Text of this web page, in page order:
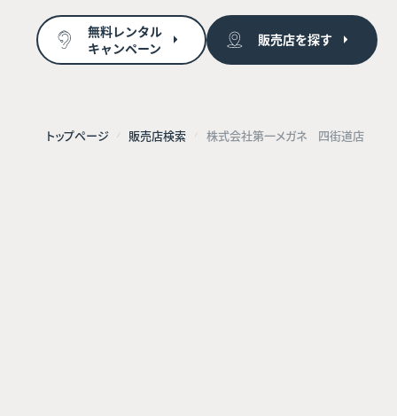
無料レンタル
キャンペーン
販売店を探す
トップページ 販売店検索 株式会社第一メガネ 四街道店